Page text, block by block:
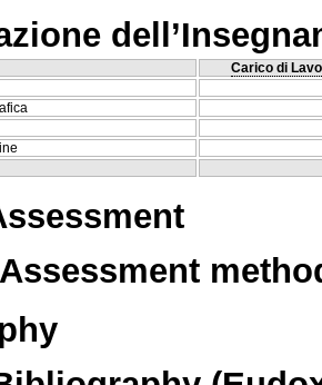
Carico di